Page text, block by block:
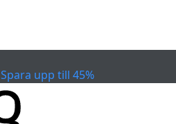
Spara upp till 45%